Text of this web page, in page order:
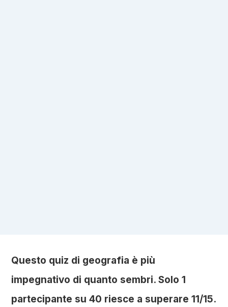
Questo quiz di geografia è più
impegnativo di quanto sembri. Solo 1
partecipante su 40 riesce a superare 11/15.